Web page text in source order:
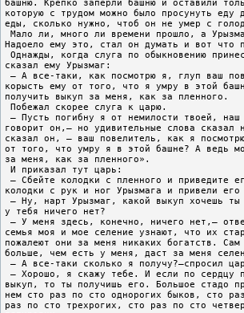
башню. Крепко заперли башню и оставили
которую с трудом можно было просунуть еду
еды, сколько нужно, чтоб он не умер с
Мало ли, много ли времени прошло, а
Надоело ему это, стал он думать и вот что
Однажды, когда слуга по обыкновению
сказал ему Урызмаг:
– А все-таки, как посмотрю я, глуп ваш
корысть ему от того, что я умру в этой
получить выкуп за меня, как за пленного.
Побежал скорее слуга к царю.
– Пусть погибну я от немилости твоей, наш
говорит он,– но удивительные слова
сказал он, – ваш повелитель, как я
от того, что умру я в этой башне? А ведь
за меня, как за пленного».
И приказал тут царь:
– Сбейте колодки с пленного и приведите
колодки с рук и ног Урызмага и привели
– Ну, нарт Урызмаг, какой выкуп хочешь ты
у тебя ничего нет?
– У меня здесь, конечно, ничего нет,–
семья моя и мое селение узнают, что их
пожалеют они за меня никаких богатств.
больше, чем есть у меня, даст за меня
– А все-таки сколько я получу?–спросил
– Хорошо, я скажу тебе. И если по сердцу
выкуп, то ты получишь его. Большое стадо
нем сто раз по сто однорогих быков, сто
раз по сто трехрогих, сто раз по сто